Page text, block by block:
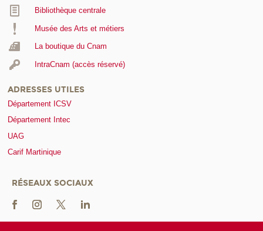
Bibliothèque centrale
Musée des Arts et métiers
La boutique du Cnam
IntraCnam (accès réservé)
ADRESSES UTILES
Département ICSV
Département Intec
UAG
Carif Martinique
RÉSEAUX SOCIAUX